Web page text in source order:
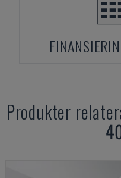
Produkter